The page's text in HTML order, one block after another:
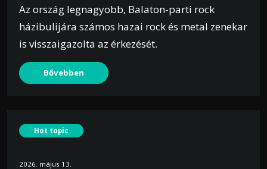
Az ország legnagyobb, Balaton-parti rock
házibulijára számos hazai rock és metal zenekar
is visszaigazolta az érkezését.
Bővebben
Hot topic
2026. május 13.